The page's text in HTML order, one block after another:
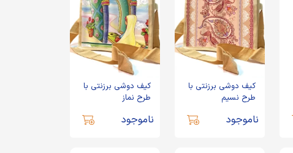
کیف دوشی برزنتی با
طرح نسیم
ناموجود
کیف دوشی برزنتی با
طرح نماز
ناموجود